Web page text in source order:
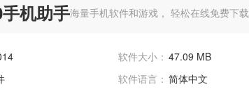
机助手海量手机软件和游戏， 轻松在线免费下载
软件大小： 47.09 MB
软件语言： 简体中文